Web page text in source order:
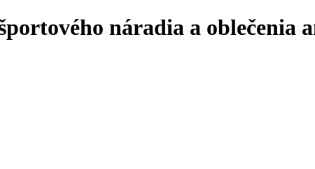
náradia a oblečenia